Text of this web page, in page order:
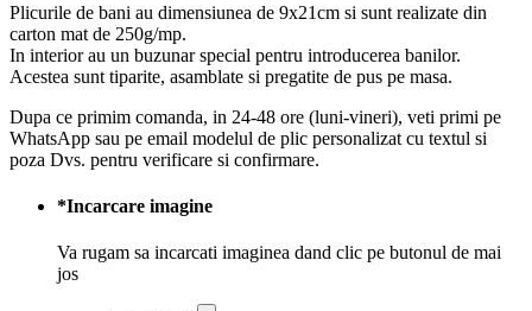
Plicurile de bani au dimensiunea de 9x21cm si sunt realizate din
carton mat de 250g/mp.
In interior au un buzunar special pentru introducerea banilor.
Acestea sunt tiparite, asamblate si pregatite de pus pe masa.
Dupa ce primim comanda, in 24-48 ore (luni-vineri), veti primi pe
WhatsApp sau pe email modelul de plic personalizat cu textul si
poza Dvs. pentru verificare si confirmare.
*Incarcare imagine
Va rugam sa incarcati imaginea dand clic pe butonul de mai
jos